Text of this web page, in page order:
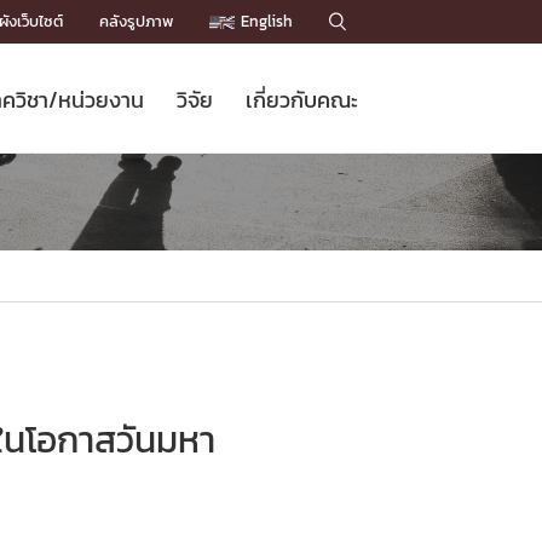
งเว็บไซต์ คลังรูปภาพ English 
Sustainable Development Goals
ข่าวรับสมัครนิสิต
หลักสูตรปริญญาโท
BULLETIN
โครงการ Chula Engineering สนับสนุน
เรียนรู้ตลอดชีวิต (Lifelong Learning)
คณาจารย์ / บุคลากร
ทำเนียบศักดิ์อินทาเนีย
ปริญญากิตติมศักดิ์
วิชา/หน่วยงาน
เบอร์ติดต่อหน่วยงาน
วิจัย
ข่าววิจัย
ทำเนียบนักวิจัย
วารสารวิชาการ
ประชาสัมพันธ์ทุนวิจัย (พิเศษ)
เกี่ยวกับคณะ
แนะนำคณะ
โครงสร้างองค์กร
Facts and Figures
ติดต่อคณะ
อกาสวันมหา